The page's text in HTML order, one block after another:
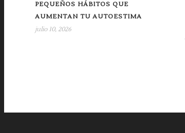
PEQUEÑOS HÁBITOS QUE
AUMENTAN TU AUTOESTIMA
julio 10, 2026